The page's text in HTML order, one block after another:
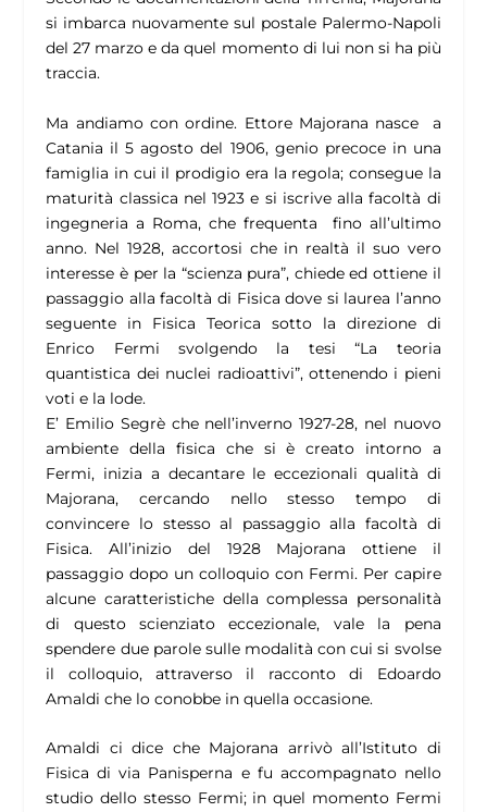
si imbarca nuovamente sul postale Palermo-Napoli
del 27 marzo e da quel momento di lui non si ha più
traccia.
Ma andiamo con ordine. Ettore Majorana nasce a
Catania il 5 agosto del 1906, genio precoce in una
famiglia in cui il prodigio era la regola; consegue la
maturità classica nel 1923 e si iscrive alla facoltà di
ingegneria a Roma, che frequenta fino all’ultimo
anno. Nel 1928, accortosi che in realtà il suo vero
interesse è per la “scienza pura”, chiede ed ottiene il
passaggio alla facoltà di Fisica dove si laurea l’anno
seguente in Fisica Teorica sotto la direzione di
Enrico Fermi svolgendo la tesi “La teoria
quantistica dei nuclei radioattivi”, ottenendo i pieni
voti e la lode.
E’ Emilio Segrè che nell’inverno 1927-28, nel nuovo
ambiente della fisica che si è creato intorno a
Fermi, inizia a decantare le eccezionali qualità di
Majorana, cercando nello stesso tempo di
convincere lo stesso al passaggio alla facoltà di
Fisica. All’inizio del 1928 Majorana ottiene il
passaggio dopo un colloquio con Fermi. Per capire
alcune caratteristiche della complessa personalità
di questo scienziato eccezionale, vale la pena
spendere due parole sulle modalità con cui si svolse
il colloquio, attraverso il racconto di Edoardo
Amaldi che lo conobbe in quella occasione.
Amaldi ci dice che Majorana arrivò all’Istituto di
Fisica di via Panisperna e fu accompagnato nello
studio dello stesso Fermi; in quel momento Fermi